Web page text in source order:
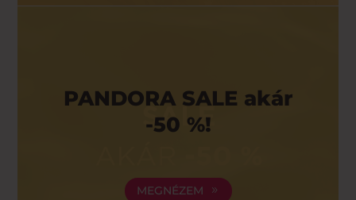
PANDORA SALE akár
-50 %!
MEGNÉZEM